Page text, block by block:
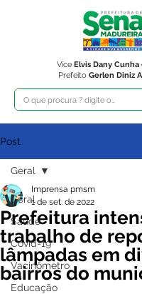
Prefeito Gerlen Diniz
Vice Elvis Dany Cunha
Post
Geral
Saúde
Covid-19
Vacinômetro
Educação
Geral
Prefeitura
trabalho de
lâmpadas em
bairros do
Imprensa pmsm
1 de set. de 2022